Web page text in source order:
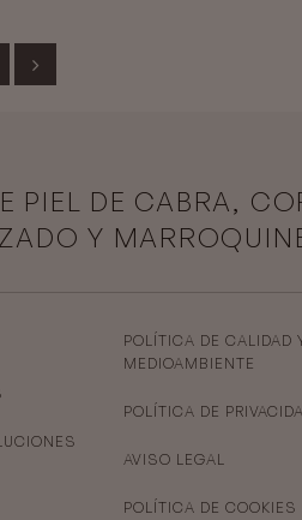
PIEL DE CABRA,
Y
POLÍTICA DE CALIDAD
MEDIOAMBIENTE
POLÍTICA DE
AVISO LEGAL
POLÍTICA DE COOKIES